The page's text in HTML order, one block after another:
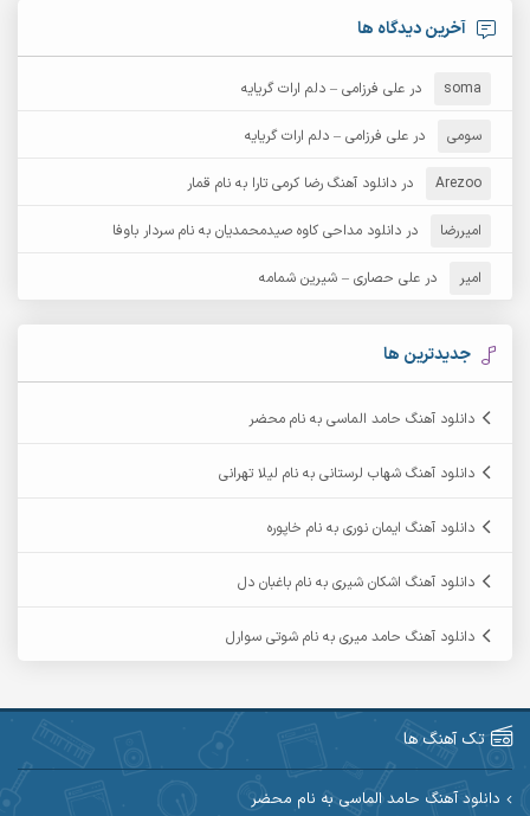
آرش امامی
آرش عثمان
آرش مبهم آرش مستشیری
آرش مهرابی آرش نظری
آرشام
آرکاداش
آرین صیادی
آرین مریدی
آخرین دیدگاه ها
soma در علی فرزامی – دلم ارات گریایه
سومی در علی فرزامی – دلم ارات گریایه
Arezoo در دانلود آهنگ رضا کرمی تارا به نام قمار
امیررضا در دانلود مداحی کاوه صیدمحمدیان به نام سردار باوفا
امیر در علی حصاری – شیرین شمامه
جدیدترین ها
دانلود آهنگ حامد الماسی به نام محضر
دانلود آهنگ شهاب لرستانی به نام لیلا تهرانی
دانلود آهنگ ایمان نوری به نام خاپوره
دانلود آهنگ اشکان شیری به نام باغبان دل
دانلود آهنگ حامد میری به نام شوتی سوارل
تک آهنگ ها
دانلود آهنگ حامد الماسی به نام محضر